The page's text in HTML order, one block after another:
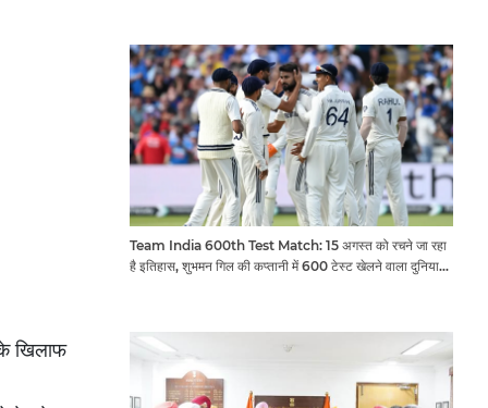
खिलाफ
Team India 600th Test Match: 15 अगस्त को रचने जा रहा
है इतिहास, शुभमन गिल की कप्तानी में 600 टेस्ट खेलने वाला दुनिया